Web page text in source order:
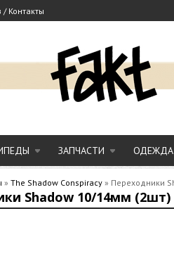
Контакты
ЗАПЧАСТИ ОДЕЖДА
» The Shadow Conspiracy » Переходники
Shadow 10/14мм (2шт)